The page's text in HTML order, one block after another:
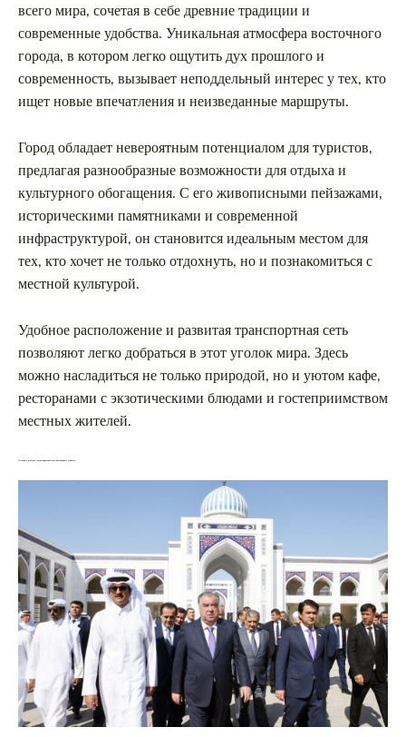
всего мира, сочетая в себе древние традиции и
современные удобства. Уникальная атмосфера восточного
города, в котором легко ощутить дух прошлого и
современность, вызывает неподдельный интерес у тех, кто
ищет новые впечатления и неизведанные маршруты.
Город обладает невероятным потенциалом для туристов,
предлагая разнообразные возможности для отдыха и
культурного обогащения. С его живописными пейзажами,
историческими памятниками и современной
инфраструктурой, он становится идеальным местом для
тех, кто хочет не только отдохнуть, но и познакомиться с
местной культурой.
Удобное расположение и развитая транспортная сеть
позволяют легко добраться в этот уголок мира. Здесь
можно насладиться не только природой, но и уютом кафе,
ресторанами с экзотическими блюдами и гостеприимством
местных жителей.
История и культура города, привлекающие иностранных туристов